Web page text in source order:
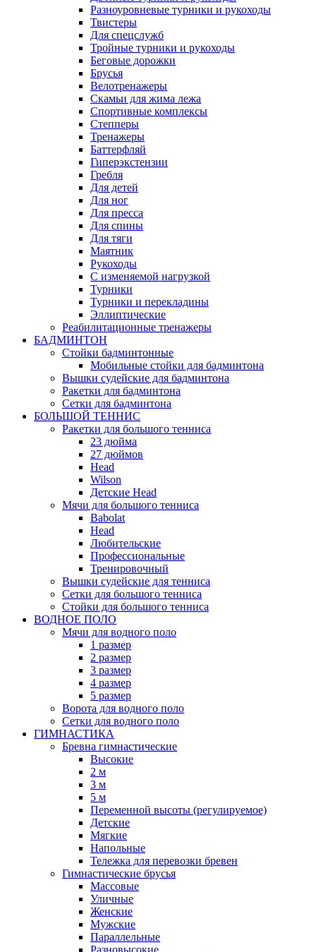
Разноуровневые турники и рукоходы
Твистеры
Для спецслужб
Тройные турники и рукоходы
Беговые дорожки
Брусья
Велотренажеры
Скамьи для жима лежа
Спортивные комплексы
Степперы
Тренажеры
Баттерфляй
Гиперэкстензии
Гребля
Для детей
Для ног
Для пресса
Для спины
Для тяги
Маятник
Рукоходы
С изменяемой нагрузкой
Турники
Турники и перекладины
Эллиптические
Реабилитационные тренажеры
БАДМИНТОН
Стойки бадминтонные
Мобильные стойки для бадминтона
Вышки судейские для бадминтона
Ракетки для бадминтона
Сетки для бадминтона
БОЛЬШОЙ ТЕННИС
Ракетки для большого тенниса
23 дюйма
27 дюймов
Head
Wilson
Детские Head
Мячи для большого тенниса
Babolat
Head
Любительские
Профессиональные
Тренировочный
Вышки судейские для тенниса
Сетки для большого тенниса
Стойки для большого тенниса
ВОДНОЕ ПОЛО
Мячи для водного поло
1 размер
2 размер
3 размер
4 размер
5 размер
Ворота для водного поло
Сетки для водного поло
ГИМНАСТИКА
Бревна гимнастические
Высокие
2 м
3 м
5 м
Переменной высоты (регулируемое)
Детские
Мягкие
Напольные
Тележка для перевозки бревен
Гимнастические брусья
Массовые
Уличные
Женские
Мужские
Параллельные
Разновысокие